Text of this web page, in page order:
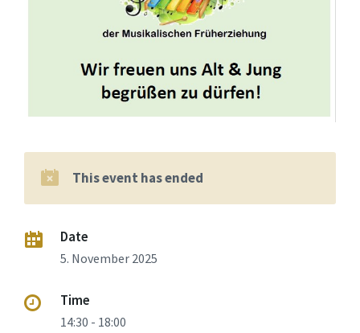
This event has ended
Date
5. November 2025
Time
14:30 - 18:00